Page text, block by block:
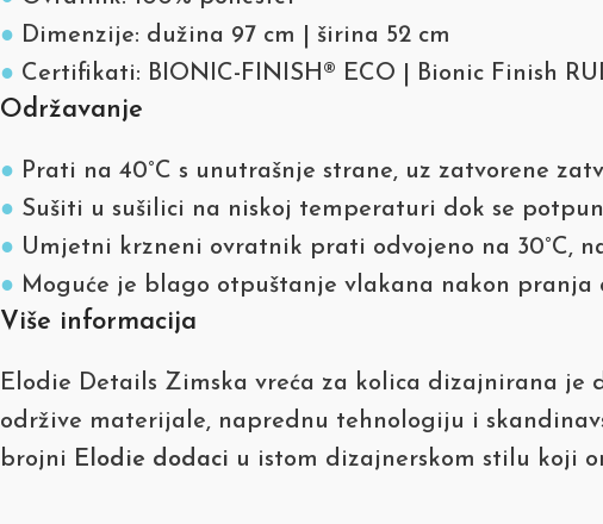
● Dimenzije: dužina 97 cm | širina 52 cm
● Certifikati: BIONIC-FINISH® ECO | Bionic Finish
Održavanje
● Prati na 40°C s unutrašnje strane, uz zatvorene
● Sušiti u sušilici na niskoj temperaturi dok se
● Umjetni krzneni ovratnik prati odvojeno na 30°C,
● Moguće je blago otpuštanje vlakana nakon pranja
Više informacija
Elodie Details Zimska vreća za kolica dizajnirana
održive materijale, naprednu tehnologiju i
brojni Elodie dodaci u istom dizajnerskom stilu koji